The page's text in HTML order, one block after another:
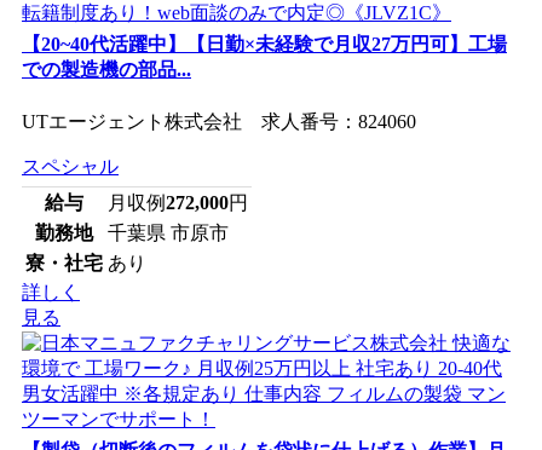
【20~40代活躍中】【日勤×未経験で月収27万円可】工場
での製造機の部品...
UTエージェント株式会社 求人番号：824060
スペシャル
給与
月収例272,000円
勤務地
千葉県 市原市
寮・社宅 あり
詳しく
見る